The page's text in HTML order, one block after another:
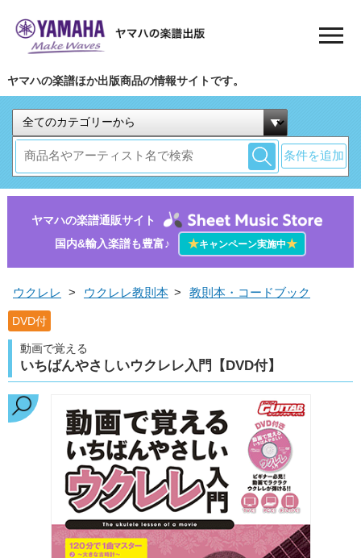
ヤマハの楽譜ほか出版商品の情報サイトです。
条件を追加
ヤマハの楽譜通販サイト
国内&輸入楽譜も豊富♪
★キャンペーン実施中★
ウクレレ > ウクレレ教則本 > 教則本・コードブック
DVD付
動画で覚える
いちばんやさしいウクレレ入門【DVD付】